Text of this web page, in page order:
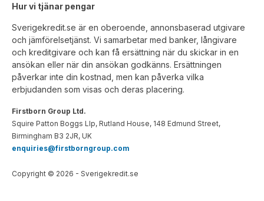
Hur vi tjänar pengar
Sverigekredit.se är en oberoende, annonsbaserad utgivare
och jämförelsetjänst. Vi samarbetar med banker, långivare
och kreditgivare och kan få ersättning när du skickar in en
ansökan eller när din ansökan godkänns. Ersättningen
påverkar inte din kostnad, men kan påverka vilka
erbjudanden som visas och deras placering.
Firstborn Group Ltd.
Squire Patton Boggs Llp, Rutland House, 148 Edmund Street,
Birmingham B3 2JR, UK
enquiries@firstborngroup.com
Copyright © 2026 - Sverigekredit.se